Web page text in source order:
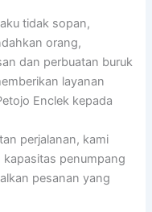
tidak sopan,
orang,
dan perbuatan buruk
layanan
Enclek kepada
perjalanan, kami
penumpang
pesanan yang